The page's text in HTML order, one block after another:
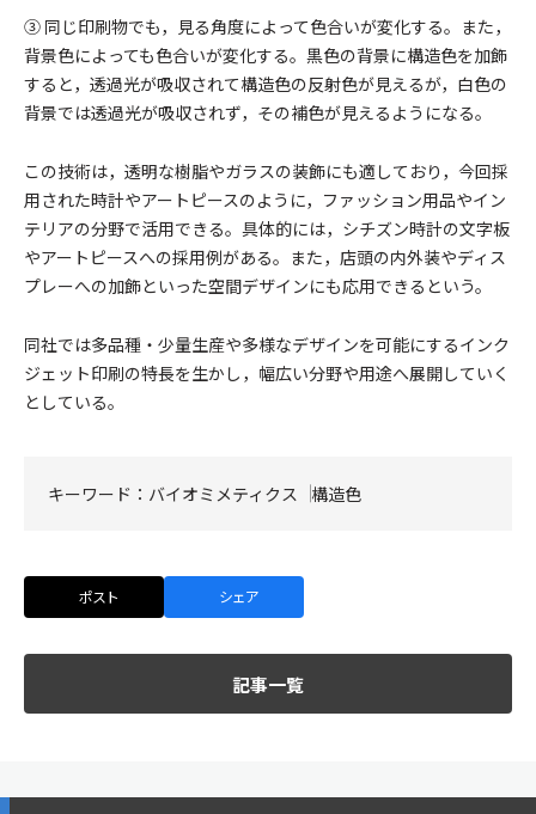
③ 同じ印刷物でも，見る角度によって色合いが変化する。また，
背景色によっても色合いが変化する。黒色の背景に構造色を加飾
すると，透過光が吸収されて構造色の反射色が見えるが，白色の
背景では透過光が吸収されず，その補色が見えるようになる。
この技術は，透明な樹脂やガラスの装飾にも適しており，今回採
用された時計やアートピースのように，ファッション用品やイン
テリアの分野で活用できる。具体的には，シチズン時計の文字板
やアートピースへの採用例がある。また，店頭の内外装やディス
プレーへの加飾といった空間デザインにも応用できるという。
同社では多品種・少量生産や多様なデザインを可能にするインク
ジェット印刷の特長を生かし，幅広い分野や用途へ展開していく
としている。
キーワード： バイオミメティクス 構造色
ポスト シェア
記事一覧